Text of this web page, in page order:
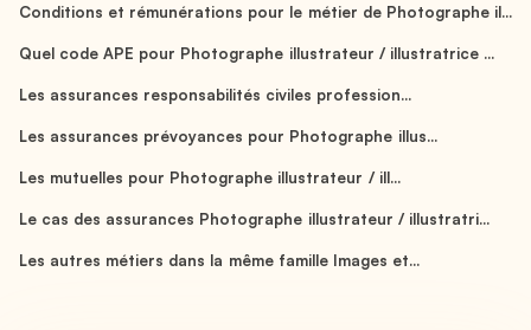
Conditions et rémunérations pour le métier de Photographe il...
Quel code APE pour Photographe illustrateur / illustratrice ...
Les assurances responsabilités civiles profession...
Les assurances prévoyances pour Photographe illus...
Les mutuelles pour Photographe illustrateur / ill...
Le cas des assurances Photographe illustrateur / illustratri...
Les autres métiers dans la même famille Images et...